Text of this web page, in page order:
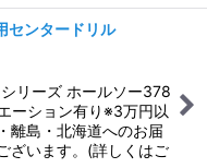
センタードリル
リーズ ホールソー378
ーション有り※3万円以
離島・北海道へのお届
ざいます。(詳しくはご